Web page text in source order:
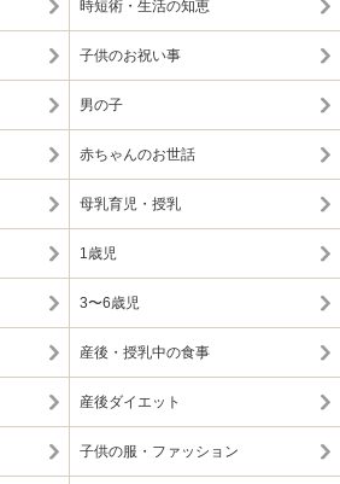
時短術・生活の知恵
子供のお祝い事
男の子
赤ちゃんのお世話
母乳育児・授乳
1歳児
3〜6歳児
産後・授乳中の食事
産後ダイエット
子供の服・ファッション